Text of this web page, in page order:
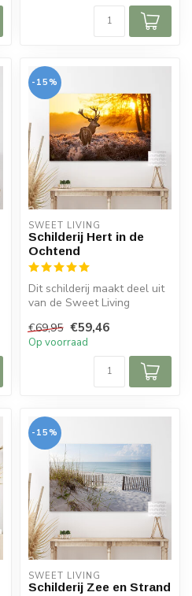
-15%
SWEET LIVING
Schilderij Hert in de
Ochtend
Dit schilderij maakt deel uit
van de Sweet Living
€69,95 €59,46
Op voorraad
-15%
SWEET LIVING
Schilderij Zee en Strand